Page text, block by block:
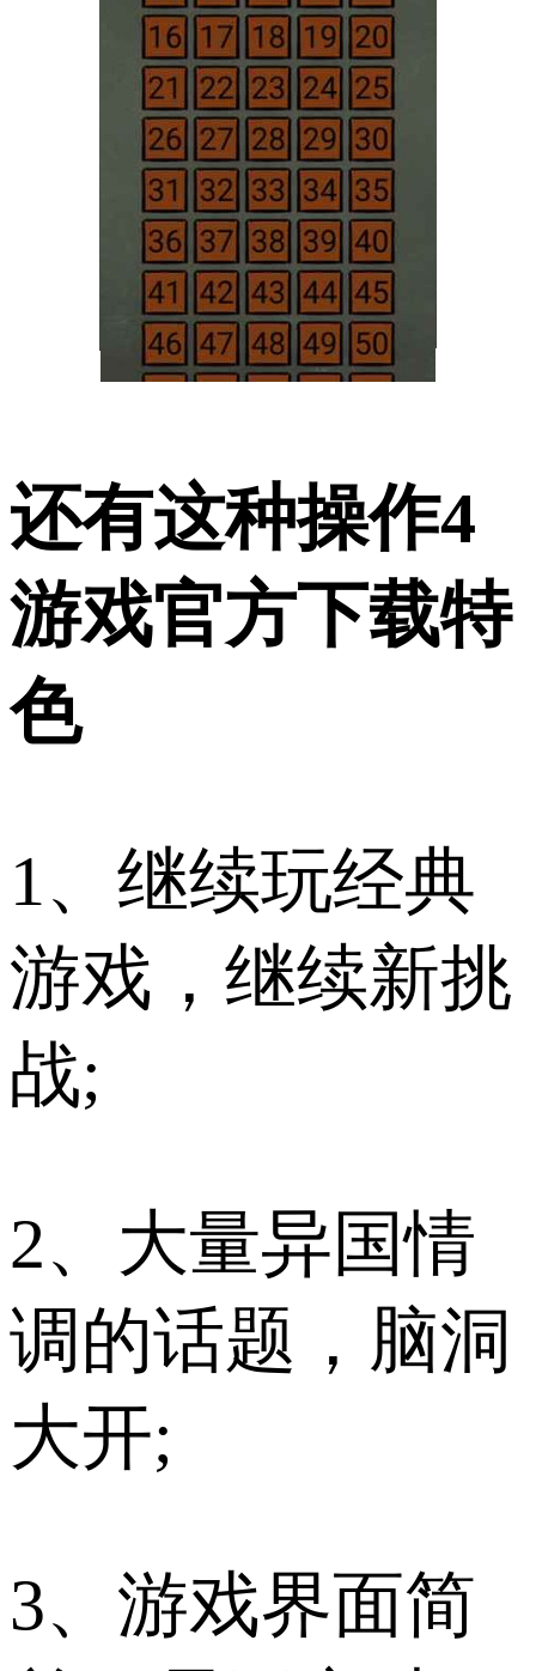
还有这种操作4
游戏官方下载特
色
1、继续玩经典
游戏，继续新挑
战;
2、大量异国情
调的话题，脑洞
大开;
3、游戏界面简